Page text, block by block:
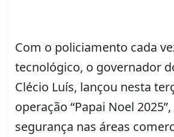
Com o policiamento cada
tecnológico, o governador
Clécio Luís, lançou nesta
operação “Papai Noel
segurança nas áreas